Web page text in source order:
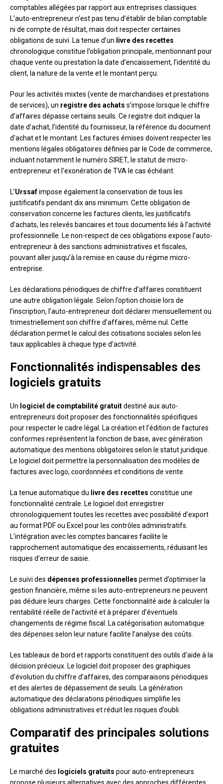
comptables allégées par rapport aux entreprises classiques.
L’auto-entrepreneur n’est pas tenu d’établir de bilan comptable
ni de compte de résultat, mais doit respecter certaines
obligations de suivi. La tenue d’un livre des recettes
chronologique constitue l’obligation principale, mentionnant pour
chaque vente ou prestation la date d’encaissement, l’identité du
client, la nature de la vente et le montant perçu.
Pour les activités mixtes (vente de marchandises et prestations
de services), un registre des achats s’impose lorsque le chiffre
d’affaires dépasse certains seuils. Ce registre doit indiquer la
date d’achat, l’identité du fournisseur, la référence du document
d’achat et le montant. Les factures émises doivent respecter les
mentions légales obligatoires définies par le Code de commerce,
incluant notamment le numéro SIRET, le statut de micro-
entrepreneur et l’exonération de TVA le cas échéant.
L’Urssafimpose également la conservation de tous les
justificatifs pendant dix ans minimum. Cette obligation de
conservation concerne les factures clients, les justificatifs
d’achats, les relevés bancaires et tous documents liés à l’activité
professionnelle. Le non-respect de ces obligations expose l’auto-
entrepreneur à des sanctions administratives et fiscales,
pouvant aller jusqu’à la remise en cause du régime micro-
entreprise.
Les déclarations périodiques de chiffre d’affaires constituent
une autre obligation légale. Selon l’option choisie lors de
l’inscription, l’auto-entrepreneur doit déclarer mensuellement ou
trimestriellement son chiffre d’affaires, même nul. Cette
déclaration permet le calcul des cotisations sociales selon les
taux applicables à chaque type d’activité.
Fonctionnalités indispensables des
logiciels gratuits
Un logiciel de comptabilité gratuitdestiné aux auto-
entrepreneurs doit proposer des fonctionnalités spécifiques
pour respecter le cadre légal. La création et l’édition de factures
conformes représentent la fonction de base, avec génération
automatique des mentions obligatoires selon le statut juridique.
Le logiciel doit permettre la personnalisation des modèles de
factures avec logo, coordonnées et conditions de vente.
La tenue automatique du livre des recettes constitue une
fonctionnalité centrale. Le logiciel doit enregistrer
chronologiquement toutes les recettes avec possibilité d’export
au format PDF ou Excel pour les contrôles administratifs.
L’intégration avec les comptes bancaires facilite le
rapprochement automatique des encaissements, réduisant les
risques d’erreur de saisie.
Le suivi des dépenses professionnelles permet d’optimiser la
gestion financière, même si les auto-entrepreneurs ne peuvent
pas déduire leurs charges. Cette fonctionnalité aide à calculer la
rentabilité réelle de l’activité et à préparer d’éventuels
changements de régime fiscal. La catégorisation automatique
des dépenses selon leur nature facilite l’analyse des coûts.
Les tableaux de bord et rapports constituent des outils d’aide à la
décision précieux. Le logiciel doit proposer des graphiques
d’évolution du chiffre d’affaires, des comparaisons périodiques
et des alertes de dépassement de seuils. La génération
automatique des déclarations périodiques simplifie les
obligations administratives et réduit les risques d’oubli.
Comparatif des principales solutions
gratuites
Le marché des logiciels gratuits pour auto-entrepreneurs